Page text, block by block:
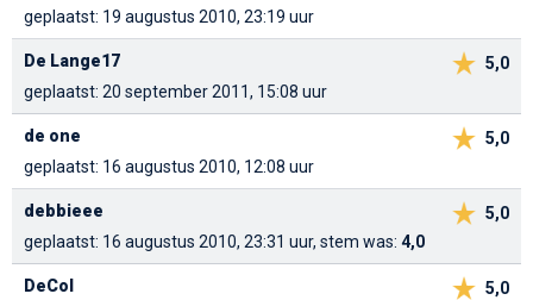
geplaatst: 19 augustus 2010, 23:19 uur
5,0
De Lange17
geplaatst: 20 september 2011, 15:08 uur
5,0
de one
geplaatst: 16 augustus 2010, 12:08 uur
5,0
debbieee
geplaatst: 16 augustus 2010, 23:31 uur, stem was: 4,0
5,0
DeCol